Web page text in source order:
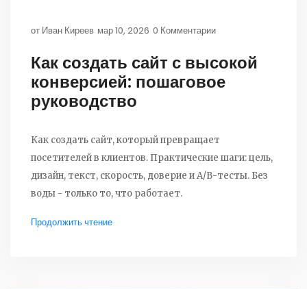
от Иван Киреев мар 10, 2026 0 Комментарии
Как создать сайт с высокой
конверсией: пошаговое
руководство
Как создать сайт, который превращает
посетителей в клиентов. Практические шаги: цель,
дизайн, текст, скорость, доверие и A/B-тесты. Без
воды - только то, что работает.
Продолжить чтение